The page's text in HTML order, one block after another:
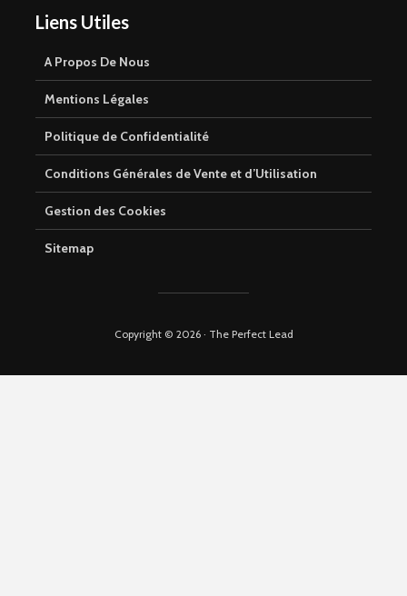
Liens Utiles
A Propos De Nous
Mentions Légales
Politique de Confidentialité
Conditions Générales de Vente et d’Utilisation
Gestion des Cookies
Sitemap
Copyright © 2026 · The Perfect Lead